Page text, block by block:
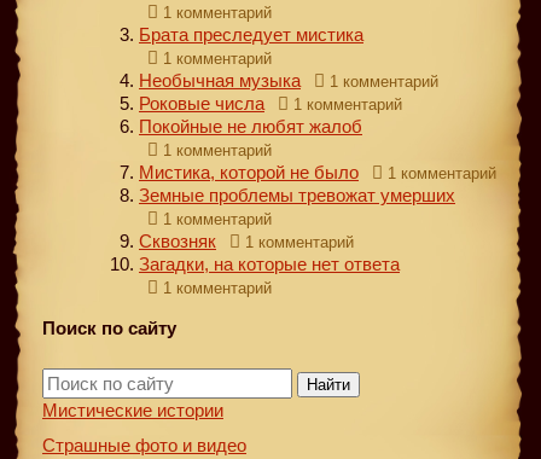
1 комментарий
Брата преследует мистика
1 комментарий
Необычная музыка 1 комментарий
Роковые числа 1 комментарий
Покойные не любят жалоб
1 комментарий
Мистика, которой не было 1 комментарий
Земные проблемы тревожат умерших
1 комментарий
Сквозняк 1 комментарий
Загадки, на которые нет ответа
1 комментарий
Поиск по сайту
Найти
Мистические истории
Страшные фото и видео